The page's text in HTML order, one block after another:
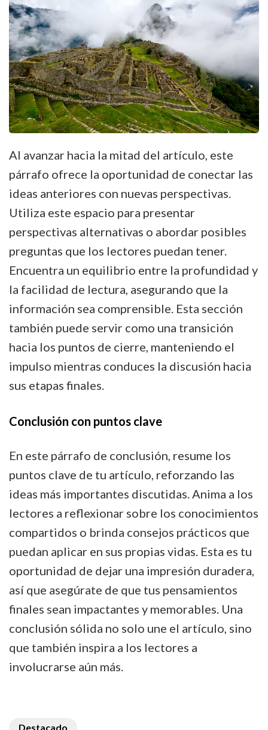
Al avanzar hacia la mitad del artículo, este
párrafo ofrece la oportunidad de conectar las
ideas anteriores con nuevas perspectivas.
Utiliza este espacio para presentar
perspectivas alternativas o abordar posibles
preguntas que los lectores puedan tener.
Encuentra un equilibrio entre la profundidad y
la facilidad de lectura, asegurando que la
información sea comprensible. Esta sección
también puede servir como una transición
hacia los puntos de cierre, manteniendo el
impulso mientras conduces la discusión hacia
sus etapas finales.
Conclusión con puntos clave
En este párrafo de conclusión, resume los
puntos clave de tu artículo, reforzando las
ideas más importantes discutidas. Anima a los
lectores a reflexionar sobre los conocimientos
compartidos o brinda consejos prácticos que
puedan aplicar en sus propias vidas. Esta es tu
oportunidad de dejar una impresión duradera,
así que asegúrate de que tus pensamientos
finales sean impactantes y memorables. Una
conclusión sólida no solo une el artículo, sino
que también inspira a los lectores a
involucrarse aún más.
Destacado